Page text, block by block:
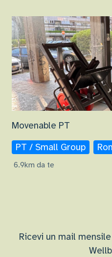
Movenable PT
PT / Small Group
6.9km da te
Ricevi un mail